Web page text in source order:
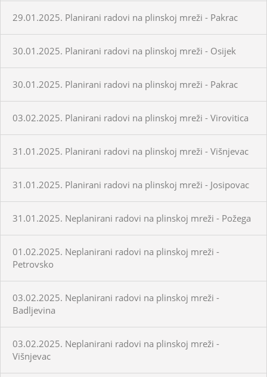
29.01.2025. Planirani radovi na plinskoj mreži - Pakrac
30.01.2025. Planirani radovi na plinskoj mreži - Osijek
30.01.2025. Planirani radovi na plinskoj mreži - Pakrac
03.02.2025. Planirani radovi na plinskoj mreži - Virovitica
31.01.2025. Planirani radovi na plinskoj mreži - Višnjevac
31.01.2025. Planirani radovi na plinskoj mreži - Josipovac
31.01.2025. Neplanirani radovi na plinskoj mreži - Požega
01.02.2025. Neplanirani radovi na plinskoj mreži -
Petrovsko
03.02.2025. Neplanirani radovi na plinskoj mreži -
Badljevina
03.02.2025. Neplanirani radovi na plinskoj mreži -
Višnjevac